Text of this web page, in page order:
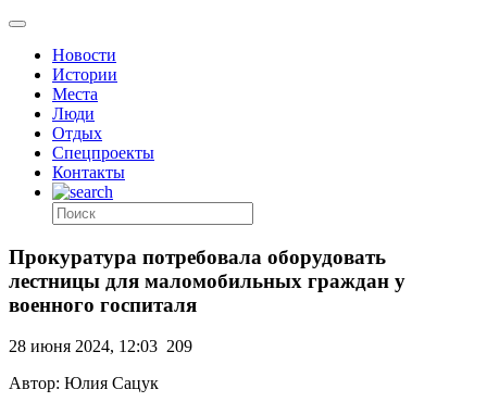
Новости
Истории
Места
Люди
Отдых
Спецпроекты
Контакты
Прокуратура потребовала оборудовать
лестницы для маломобильных граждан у
военного госпиталя
28 июня 2024, 12:03 209
Автор: Юлия Сацук